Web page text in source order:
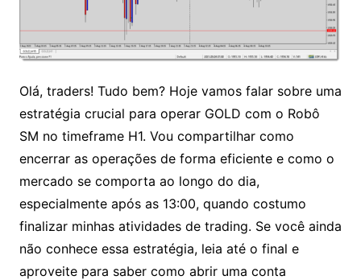
Olá, traders! Tudo bem? Hoje vamos falar sobre uma
estratégia crucial para operar GOLD com o Robô
SM no timeframe H1. Vou compartilhar como
encerrar as operações de forma eficiente e como o
mercado se comporta ao longo do dia,
especialmente após as 13:00, quando costumo
finalizar minhas atividades de trading. Se você ainda
não conhece essa estratégia, leia até o final e
aproveite para saber como abrir uma conta